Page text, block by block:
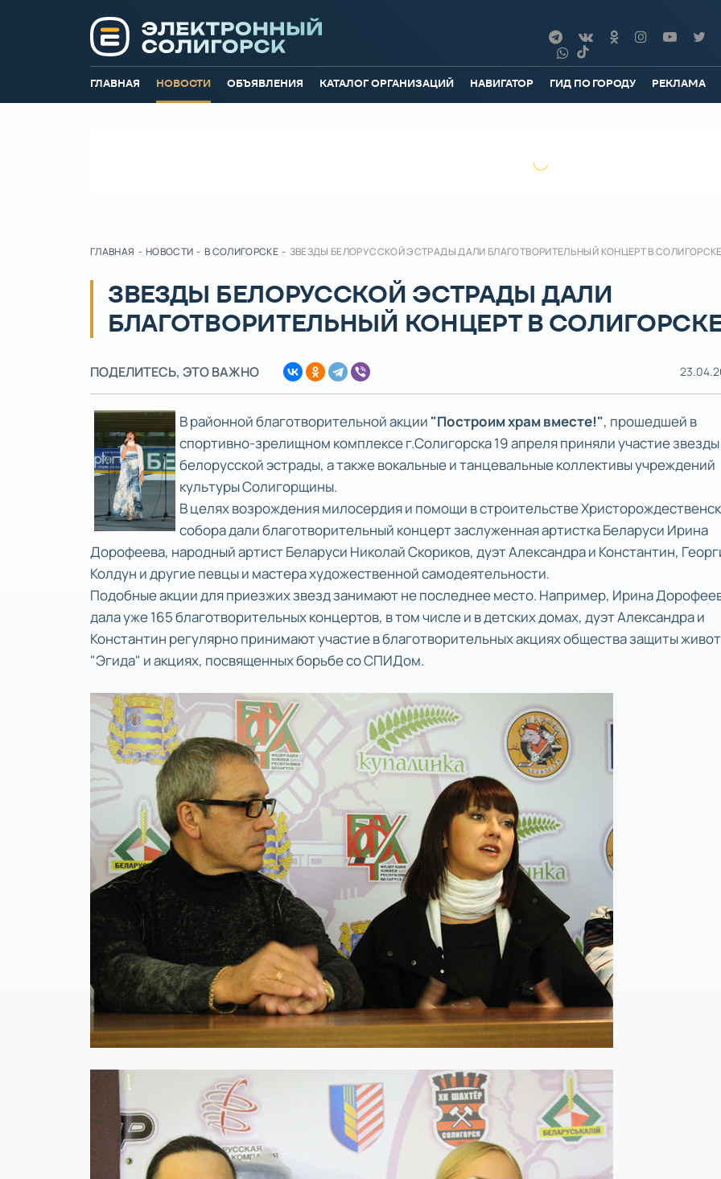
ГЛАВНАЯ НОВОСТИ ОБЪЯВЛЕНИЯ КАТАЛОГ ОРГАНИЗАЦИЙ НАВИГАТОР ГИД ПО ГОРОДУ РЕКЛАМА
ГЛАВНАЯ - НОВОСТИ - В СОЛИГОРСКЕ - ЗВЕЗДЫ БЕЛОРУССКОЙ ЭСТРАДЫ ДАЛИ БЛАГОТВОРИТЕЛЬНЫЙ КОНЦЕРТ В
ЗВЕЗДЫ БЕЛОРУССКОЙ ЭСТРАДЫ ДАЛИ
БЛАГОТВОРИТЕЛЬНЫЙ КОНЦЕРТ В
ПОДЕЛИТЕСЬ, ЭТО ВАЖНО
В районной благотворительной акции "Построим храм вместе!", прошедшей в
спортивно-зрелищном комплексе г.Солигорска 19 апреля приняли участие звезды
белорусской эстрады, а также вокальные и танцевальные коллективы учреждений
культуры Солигорщины.
В целях возрождения милосердия и помощи в строительстве
собора дали благотворительный концерт заслуженная артистка Беларуси Ирина
Дорофеева, народный артист Беларуси Николай Скориков, дуэт Александра и Константин,
Колдун и другие певцы и мастера художественной самодеятельности.
Подобные акции для приезжих звезд занимают не последнее место. Например, Ирина
дала уже 165 благотворительных концертов, в том числе и в детских домах, дуэт Александра и
Константин регулярно принимают участие в благотворительных акциях общества защиты
"Эгида" и акциях, посвященных борьбе со СПИДом.